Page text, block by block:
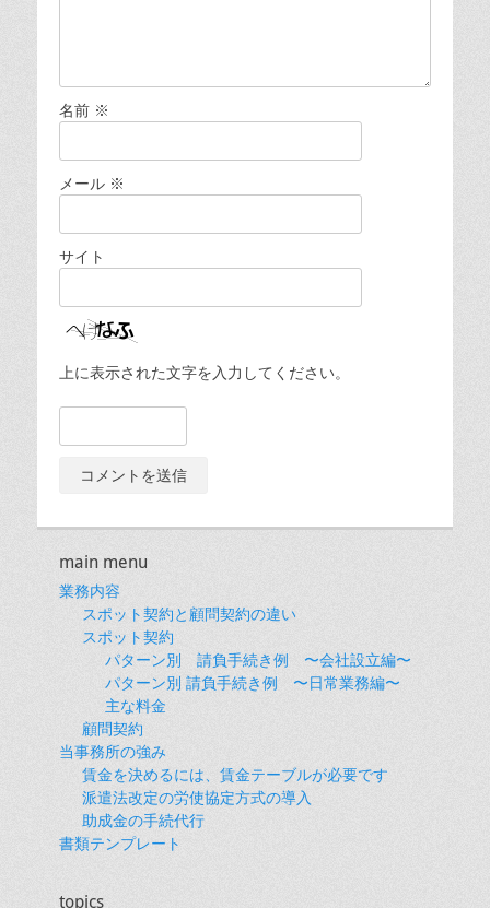
名前 ※
メール ※
サイト
上に表示された文字を入力してください。
main menu
業務内容
スポット契約と顧問契約の違い
スポット契約
パターン別 請負手続き例 〜会社設立編〜
パターン別 請負手続き例 〜日常業務編〜
主な料金
顧問契約
当事務所の強み
賃金を決めるには、賃金テーブルが必要です
派遣法改定の労使協定方式の導入
助成金の手続代行
書類テンプレート
topics